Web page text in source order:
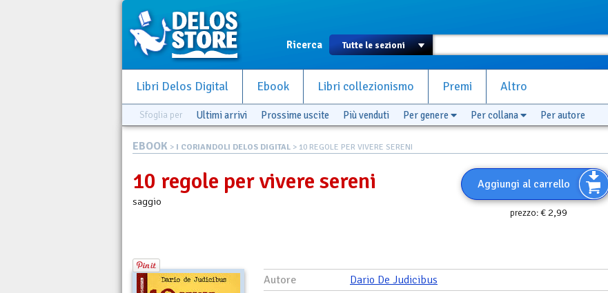
Ricerca
Libri Delos Digital Ebook Libri collezionismo Premi Altro
Sfoglia per Ultimi arrivi Prossime uscite Più venduti Per genere Per collana Per autore
EBOOK > I CORIANDOLI DELOS DIGITAL > 10 REGOLE PER VIVERE SERENI
Aggiungi al carrello
prezzo:€ 2,99
10 regole per vivere sereni
saggio
Autore
Dario De Judicibus